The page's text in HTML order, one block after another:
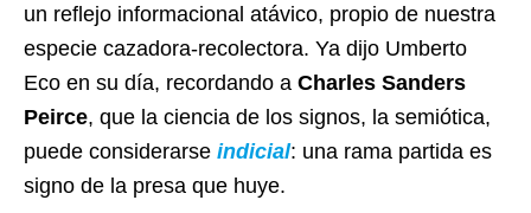
un reflejo informacional atávico, propio de nuestra
especie cazadora-recolectora. Ya dijo Umberto
Eco en su día, recordando a Charles Sanders
Peirce, que la ciencia de los signos, la semiótica,
puede considerarse indicial: una rama partida es
signo de la presa que huye.